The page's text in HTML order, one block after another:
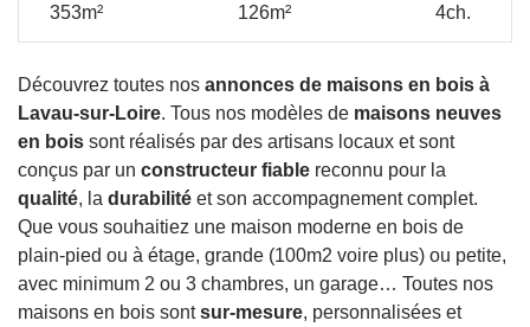
353m² 126m² 4ch.
Découvrez toutes nos annonces de maisons en bois à
Lavau-sur-Loire. Tous nos modèles de maisons neuves
en bois sont réalisés par des artisans locaux et sont
conçus par un constructeur fiable reconnu pour la
qualité, la durabilité et son accompagnement complet.
Que vous souhaitiez une maison moderne en bois de
plain-pied ou à étage, grande (100m2 voire plus) ou petite,
avec minimum 2 ou 3 chambres, un garage… Toutes nos
maisons en bois sontsur-mesure, personnalisées et